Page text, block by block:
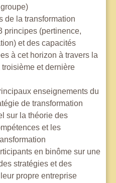
de la transformation
(pertinence,
et des capacités
à cet horizon à travers la
et dernière
enseignements du
de transformation
sur la théorie des
et les
en binôme sur une
stratégies et des
propre entreprise